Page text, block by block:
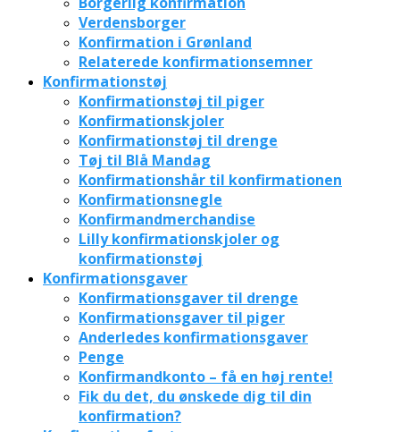
Verdensborger
Konfirmation i Grønland
Relaterede konfirmationsemner
Konfirmationstøj
Konfirmationstøj til piger
Konfirmationskjoler
Konfirmationstøj til drenge
Tøj til Blå Mandag
Konfirmationshår til konfirmationen
Konfirmationsnegle
Konfirmandmerchandise
Lilly konfirmationskjoler og
konfirmationstøj
Konfirmationsgaver
Konfirmationsgaver til drenge
Konfirmationsgaver til piger
Anderledes konfirmationsgaver
Penge
Konfirmandkonto – få en høj rente!
Fik du det, du ønskede dig til din
konfirmation?